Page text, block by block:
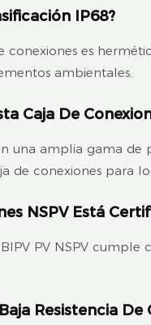
IP68?
conexiones es
ambientales.
Caja De
una amplia gama de
de conexiones para
NSPV Está
PV NSPV
Resistencia